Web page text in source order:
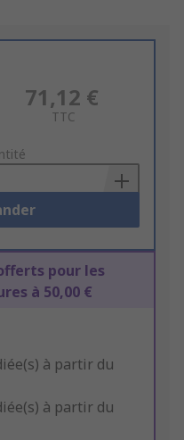
71,12 €
TTC
pour les
à 50,00 €
à partir du
à partir du